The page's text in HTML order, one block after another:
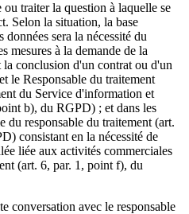
traiter la question à laquelle se
Selon la situation, la base
sera la nécessité du
mesures à la demande de la
la conclusion d'un contrat ou d'un
le Responsable du traitement
du Service d'information et
b), du RGPD) ; et dans les
du responsable du traitement (art.
consistant en la nécessité de
liée aux activités commerciales
(art. 6, par. 1, point f), du
conversation avec le responsable